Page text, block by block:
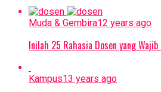
Muda & Gembira12 years ago
Inilah 25 Rahasia Dosen yang
Kampus13 years ago